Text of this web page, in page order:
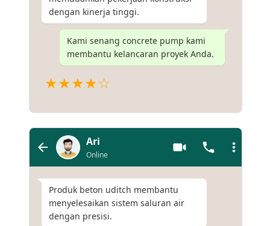
dengan kinerja tinggi.
Kami senang concrete pump kami
membantu kelancaran proyek Anda.
★★★★☆
Ari
Online
Produk beton uditch membantu
menyelesaikan sistem saluran air
dengan presisi.